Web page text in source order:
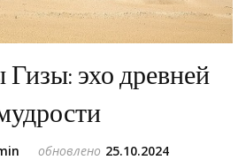
эхо древней
обновлено 25.10.2024